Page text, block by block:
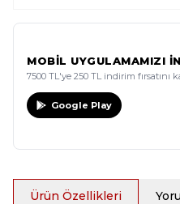
MOBİL UYGULAMAMIZI
7500 TL'ye 250 TL indirim fırsatını
Google Play
Ürün Özellikleri